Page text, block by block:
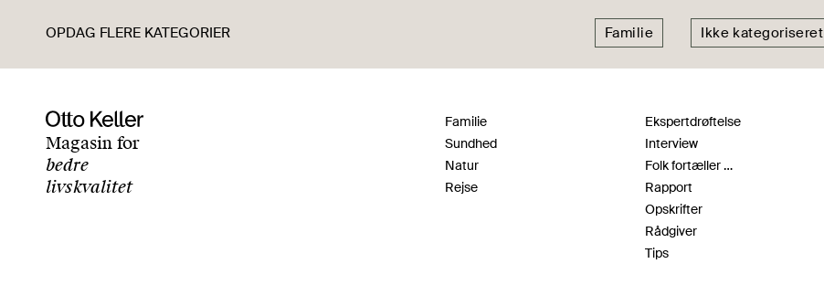
OPDAG FLERE KATEGORIER Familie Ikke kategoriseret
Magasin for
bedre
livskvalitet
Familie
Sundhed
Natur
Rejse
Ekspertdrøftelse
Interview
Folk fortæller …
Rapport
Opskrifter
Rådgiver
Tips